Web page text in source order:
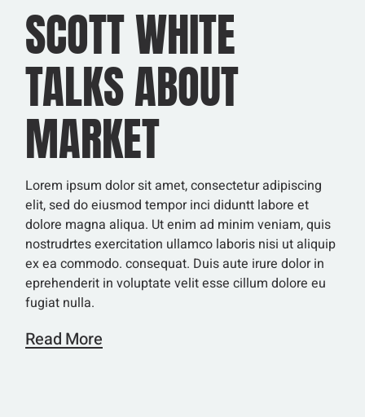
SCOTT WHITE
TALKS ABOUT
MARKET
Lorem ipsum dolor sit amet, consectetur adipiscing
elit, sed do eiusmod tempor inci diduntt labore et
dolore magna aliqua. Ut enim ad minim veniam, quis
nostrudrtes exercitation ullamco laboris nisi ut aliquip
ex ea commodo. consequat. Duis aute irure dolor in
eprehenderit in voluptate velit esse cillum dolore eu
fugiat nulla.
Read More